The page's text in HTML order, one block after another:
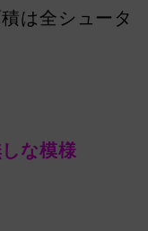
は全シュータ
な模様